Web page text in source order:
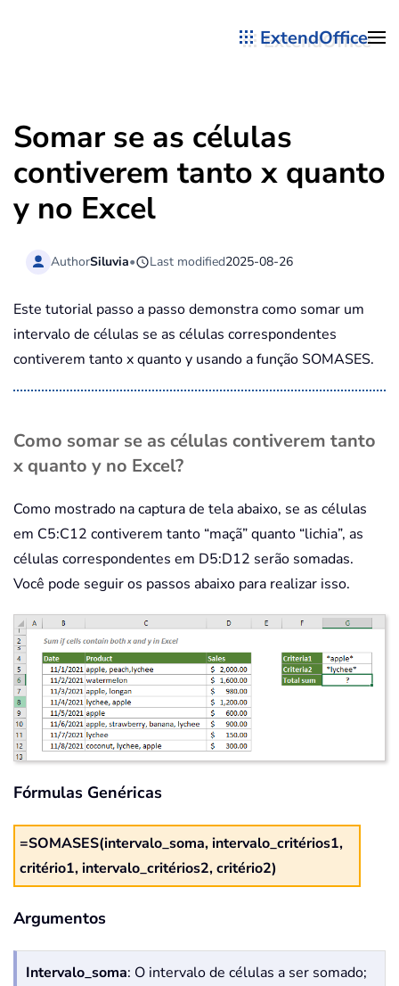
ExtendOffice
Somar se as células
contiverem tanto x quanto
y no Excel
AuthorSiluvia• Last modified2025-08-26
Este tutorial passo a passo demonstra como somar um
intervalo de células se as células correspondentes
contiverem tanto x quanto y usando a função SOMASES.
Como somar se as células contiverem tanto
x quanto y no Excel?
Como mostrado na captura de tela abaixo, se as células
em C5:C12 contiverem tanto “maçã” quanto “lichia”, as
células correspondentes em D5:D12 serão somadas.
Você pode seguir os passos abaixo para realizar isso.
Fórmulas Genéricas
=SOMASES(intervalo_soma, intervalo_critérios1,
critério1, intervalo_critérios2, critério2)
Argumentos
Intervalo_soma: O intervalo de células a ser somado;